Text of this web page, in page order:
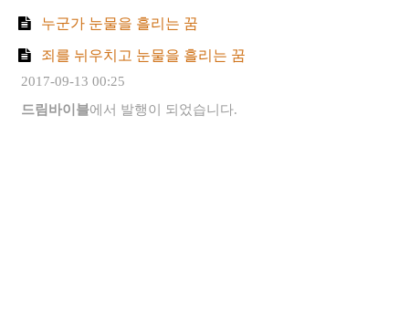
누군가 눈물을 흘리는 꿈
죄를 뉘우치고 눈물을 흘리는 꿈
2017-09-13 00:25
드림바이블에서 발행이 되었습니다.